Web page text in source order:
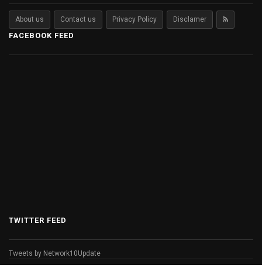
About us Contact us Privacy Policy Disclamer
FACEBOOK FEED
TWITTER FEED
Tweets by Network10Update